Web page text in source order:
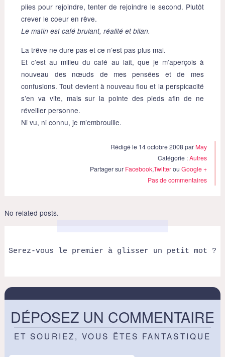
plies pour rejoindre, tenter de rejoindre le second. Plutôt
crever le coeur en rêve.
Le matin est café brulant, réalité et bilan.
La trêve ne dure pas et ce n’est pas plus mal.
Et c’est au milieu du café au lait, que je m’aperçois à
nouveau des nœuds de mes pensées et de mes
confusions. Tout devient à nouveau flou et la perspicacité
s’en va vite, mais sur la pointe des pieds afin de ne
réveiller personne.
Ni vu, ni connu, je m’embrouille.
Rédigé le 14 octobre 2008 par May
Catégorie :Autres
Partager sur Facebook,TwitterouGoogle +
Pas de commentaires
No related posts.
Serez-vous le premier à glisser un petit mot ?
DÉPOSEZ UN COMMENTAIRE
ET SOURIEZ, VOUS ÊTES FANTASTIQUE